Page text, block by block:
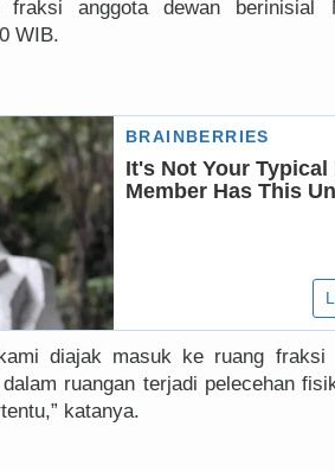
fraksi anggota dewan berinisial
WIB.
diajak masuk ke ruang fraksi
ruangan terjadi pelecehan
katanya.